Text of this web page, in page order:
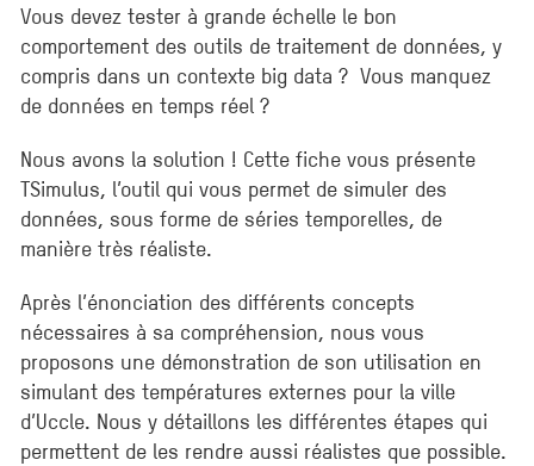
Vous devez tester à grande échelle le bon
comportement des outils de traitement de données, y
compris dans un contexte big data ? Vous manquez
de données en temps réel ?
Nous avons la solution ! Cette fiche vous présente
TSimulus, l’outil qui vous permet de simuler des
données, sous forme de séries temporelles, de
manière très réaliste.
Après l’énonciation des différents concepts
nécessaires à sa compréhension, nous vous
proposons une démonstration de son utilisation en
simulant des températures externes pour la ville
d’Uccle. Nous y détaillons les différentes étapes qui
permettent de les rendre aussi réalistes que possible.